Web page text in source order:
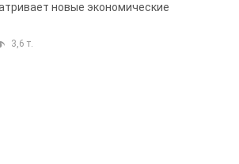
новые экономические
3,6 т.